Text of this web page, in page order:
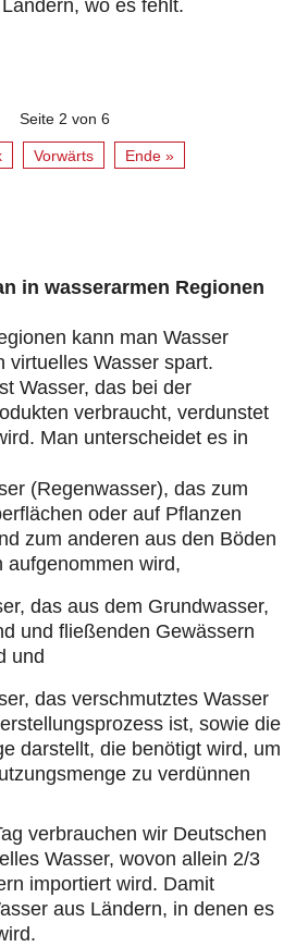
wo es fehlt.
Seite 2 von 6
Vorwärts Ende »
in wasserarmen Regionen
kann man Wasser
virtuelles Wasser spart.
Wasser, das bei der
verbraucht, verdunstet
Man unterscheidet es in
(Regenwasser), das zum
oder auf Pflanzen
zum anderen aus den Böden
aufgenommen wird,
das aus dem Grundwasser,
und fließenden Gewässern
und
das verschmutztes Wasser
ist, sowie die
darstellt, die benötigt wird, um
zu verdünnen
verbrauchen wir Deutschen
Wasser, wovon allein 2/3
importiert wird. Damit
aus Ländern, in denen es